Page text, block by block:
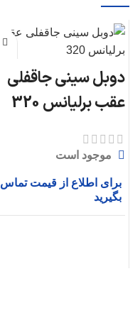
دوبل سینی جاقفلی
عقب برلیانس 320
موجود است
برای اطلاع از قیمت تماس
بگیرید